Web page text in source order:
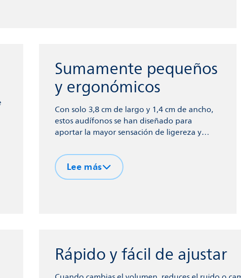
Sumamente pequeños
y ergonómicos
Con solo 3,8 cm de largo y 1,4 cm de ancho,
estos audífonos se han diseñado para
aportar la mayor sensación de ligereza y
Lee más
Rápido y fácil de ajustar